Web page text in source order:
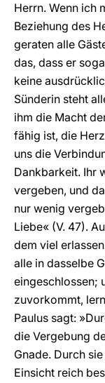
Herrn. Wenn ich
Beziehung des
geraten alle
das, dass er
keine
Sünderin steht
ihm die Macht
fähig ist, die
uns die
Dankbarkeit. Ihr
vergeben, und
nur wenig
Liebe« (V. 47).
dem viel
alle in dasselbe
eingeschlossen;
zuvorkommt,
Paulus sagt:
die Vergebung
Gnade. Durch
Einsicht reich